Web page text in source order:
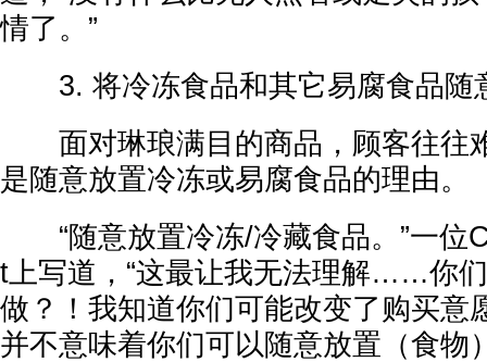
情了。”
3. 将冷冻食品和其它易腐食品随
面对琳琅满目的商品，顾客往往
是随意放置冷冻或易腐食品的理由。
“随意放置冷冻/冷藏食品。”一位
t上写道，“这最让我无法理解……你
做？！我知道你们可能改变了购买意
并不意味着你们可以随意放置（食物